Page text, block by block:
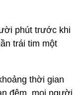
phút trước khi
trái tim một
thời gian